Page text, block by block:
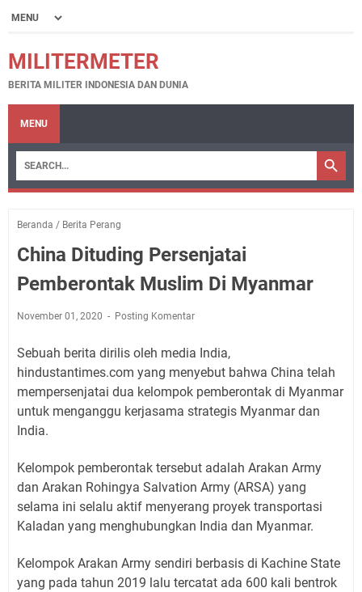
MILITERMETER
BERITA MILITER INDONESIA DAN DUNIA
MENU
Beranda / Berita Perang
China Dituding Persenjatai
Pemberontak Muslim Di Myanmar
November 01, 2020 Posting Komentar
Sebuah berita dirilis oleh media India,
hindustantimes.com yang menyebut bahwa China telah
mempersenjatai dua kelompok pemberontak di Myanmar
untuk menganggu kerjasama strategis Myanmar dan
India.
Kelompok pemberontak tersebut adalah Arakan Army
dan Arakan Rohingya Salvation Army (ARSA) yang
selama ini selalu aktif menyerang proyek transportasi
Kaladan yang menghubungkan India dan Myanmar.
Kelompok Arakan Army sendiri berbasis di Kachine State
yang pada tahun 2019 lalu tercatat ada 600 kali bentrok